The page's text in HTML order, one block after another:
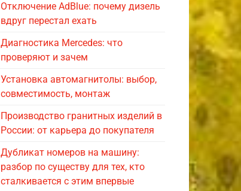
Отключение AdBlue: почему дизель
вдруг перестал ехать
Диагностика Mercedes: что
проверяют и зачем
Установка автомагнитолы: выбор,
совместимость, монтаж
Производство гранитных изделий в
России: от карьера до покупателя
Дубликат номеров на машину:
разбор по существу для тех, кто
сталкивается с этим впервые